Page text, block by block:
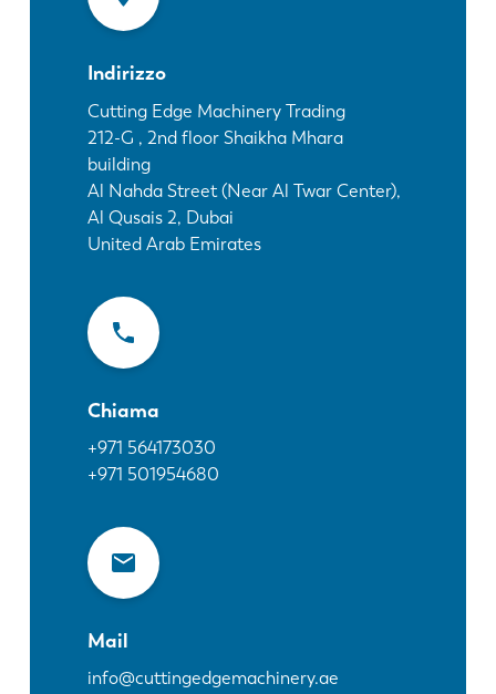
Indirizzo
Cutting Edge Machinery Trading
212-G , 2nd floor Shaikha Mhara
building
Al Nahda Street (Near Al Twar Center),
Al Qusais 2, Dubai
United Arab Emirates
Chiama
+971 564173030
+971 501954680
Mail
info@cuttingedgemachinery.ae
Scopri LVD
Storie di clienti
Centro risorse
Settori e soluzioni
Lavora con noi